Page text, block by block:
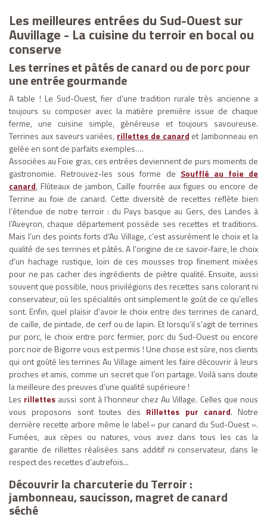
Les meilleures entrées du Sud-Ouest sur
Auvillage - La cuisine du terroir en bocal ou
conserve
Les terrines et pâtés de canard ou de porc pour
une entrée gourmande
A table ! Le Sud-Ouest, fier d’une tradition rurale très ancienne a
toujours su composer avec la matière première issue de chaque
ferme, une cuisine simple, généreuse et toujours savoureuse.
Terrines aux saveurs variées, rillettes de canard et Jambonneau en
gelée en sont de parfaits exemples….
Associées au Foie gras, ces entrées deviennent de purs moments de
gastronomie. Retrouvez-les sous forme de Soufflé au foie de
canard, Flûteaux de jambon, Caille fourrée aux figues ou encore de
Terrine au foie de canard. Cette diversité de recettes reflète bien
l’étendue de notre terroir : du Pays basque au Gers, des Landes à
l’Aveyron, chaque département possède ses recettes et traditions.
Mais l’un des points forts d‘Au Village, c’est assurément le choix et la
qualité de ses terrines et pâtés. A l’origine de ce savoir-faire, le choix
d’un hachage rustique, loin de ces mousses trop finement mixées
pour ne pas cacher des ingrédients de piètre qualité. Ensuite, aussi
souvent que possible, nous privilégions des recettes sans colorant ni
conservateur, où les spécialités ont simplement le goût de ce qu’elles
sont. Enfin, quel plaisir d’avoir le choix entre des terrines de canard,
de caille, de pintade, de cerf ou de lapin. Et lorsqu’il s’agit de terrines
pur porc, le choix entre porc fermier, porc du Sud-Ouest ou encore
porc noir de Bigorre vous est permis ! Une chose est sûre, nos clients
qui ont goûté les terrines Au Village aiment les faire découvrir à leurs
proches et amis, comme un secret que l’on partage. Voilà sans doute
la meilleure des preuves d’une qualité supérieure !
Les rillettes aussi sont à l’honneur chez Au Village. Celles que nous
vous proposons sont toutes des Rillettes pur canard. Notre
dernière recette arbore même le label « pur canard du Sud-Ouest ».
Fumées, aux cèpes ou natures, vous avez dans tous les cas la
garantie de rillettes réalisées sans additif ni conservateur, dans le
respect des recettes d’autrefois...
Découvrir la charcuterie du Terroir :
jambonneau, saucisson, magret de canard
séché